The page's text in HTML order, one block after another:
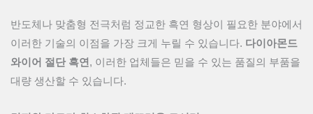
반도체나 맞춤형 전극처럼 정교한 흑연 형상이 필요한 분야에서
이러한 기술의 이점을 가장 크게 누릴 수 있습니다. 다이아몬드
와이어 절단 흑연 , 이러한 업체들은 믿을 수 있는 품질의 부품을
대량 생산할 수 있습니다.